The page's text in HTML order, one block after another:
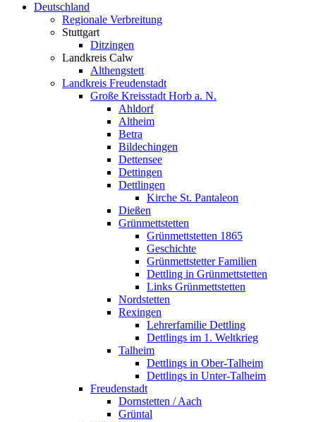
Deutschland
Regionale Verbreitung
Stuttgart
Ditzingen
Landkreis Calw
Althengstett
Landkreis Freudenstadt
Große Kreisstadt Horb a. N.
Ahldorf
Altheim
Betra
Bildechingen
Dettensee
Dettingen
Dettlingen
Kirche St. Pantaleon
Dießen
Grünmettstetten
Grünmettstetten 1865
Geschichte
Grünmettstetter Familien
Dettling in Grünmettstetten
Links Grünmettstetten
Nordstetten
Rexingen
Lehrerfamilie Dettling
Dettlings im 1. Weltkrieg
Talheim
Dettlings in Ober-Talheim
Dettlings in Unter-Talheim
Freudenstadt
Dornstetten / Aach
Grüntal